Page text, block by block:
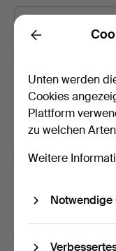
Auktionsverk.
Mit u.a.
Neuigkeiten. Sie
beenden, falls Sie
Abonnieren Sie
Sie können das
nicht mehr interessiert
Back
Unten werden
Cookies
Plattform
zu welchen
Weitere
Notwendige